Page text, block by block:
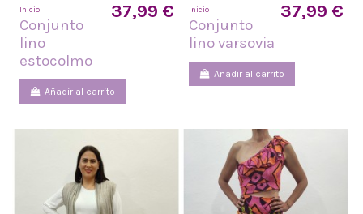
Inicio
Conjunto
lino
estocolmo
37,99 €
Añadir al carrito
Inicio
Conjunto
lino varsovia
37,99 €
Añadir al carrito